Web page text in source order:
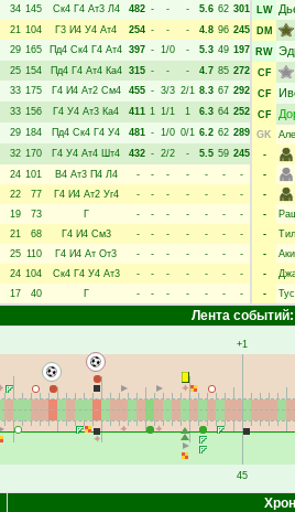
34 145 Ск4 Г4 Ат3 Л4 482 - - - 5.6 62 301
21 104 Г3 И4 У4 Ат4 254 - - - 4.8 96 245
29 165 Пд4 Ск4 Г4 Ат4 397 - 1/0 - 5.3 49 197
25 154 Пд4 Г4 Ат4 Ка4 315 - - - 4.7 85 272
33 175 Г4 И4 Ат2 См4 455 - 3/3 2/1 8.3 67 292
33 156 Г4 У4 Ат3 Ка4 411 1 1/1 1 6.3 64 252
29 184 Пд4 Ск4 Г4 У4 481 - 1/0 0/1 6.2 62 289
32 170 Г4 У4 Ат4 Шт4 432 - 2/2 - 5.5 59 245
24 101 В4 Ат3 П4 Л4 - - - - - -
-
22 77 Г4 И4 Ат2 Уг4 - - - - - -
-
19 73 Г - - - - - -
-
21 68 Г4 И4 См3 - - - - - -
-
25 110 Г4 И4 Ат От3 - - - - - -
-
24 104 Ск4 Г4 У4 Ат3 - - - - - -
-
17 40 Г - - - - - - -
LW
DM
RW
CF
CF
CF
GK
-
-
-
-
-
-
-
-
Лента событий:
+1
45